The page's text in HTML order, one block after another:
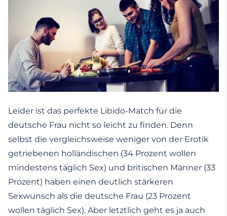
Leider ist das perfekte Libido-Match für die
deutsche Frau nicht so leicht zu finden. Denn
selbst die vergleichsweise weniger von der Erotik
getriebenen holländischen (34 Prozent wollen
mindestens täglich Sex) und britischen Männer (33
Prozent) haben einen deutlich stärkeren
Sexwunsch als die deutsche Frau (23 Prozent
wollen täglich Sex). Aber letztlich geht es ja auch